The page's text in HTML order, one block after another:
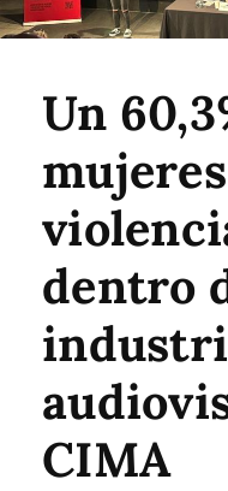
Un
dentro
CIMA